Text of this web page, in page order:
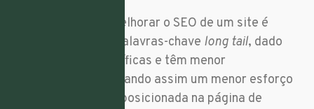
Para saber como melhorar o SEO de um site é
aconselhável usar palavras-chave long tail, dado
que são mais específicas e têm menor
concorrência, implicando assim um menor esforço
para aparecer bem posicionada na página de